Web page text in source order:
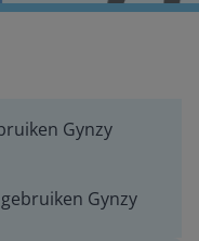
Gynzy
Gynzy